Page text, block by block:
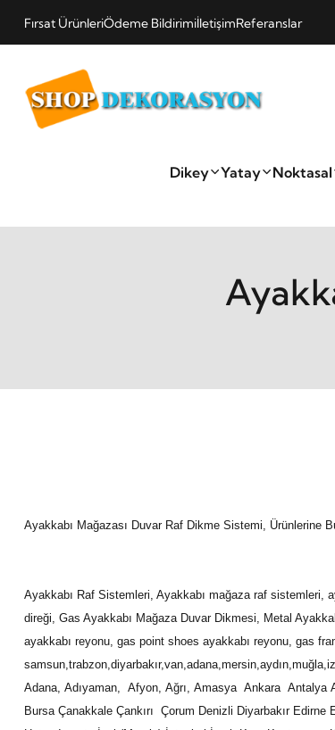
Fırsat ÜrünleriÖdeme BildirimiİletişimReferanslar
Dikey Yatay Noktasal
Ayakkabı Mağazası Duvar Raf Dikme Sistemi, Ürünlerine
Ayakkabı Raf Sistemleri, Ayakkabı mağaza raf sistemleri,
direği, Gas Ayakkabı Mağaza Duvar Dikmesi, Metal
ayakkabı reyonu, gas point shoes ayakkabı reyonu, gas
Adana, Adıyaman, Afyon, Ağrı, Amasya Ankara Antalya
Bursa Çanakkale Çankırı Çorum Denizli Diyarbakır